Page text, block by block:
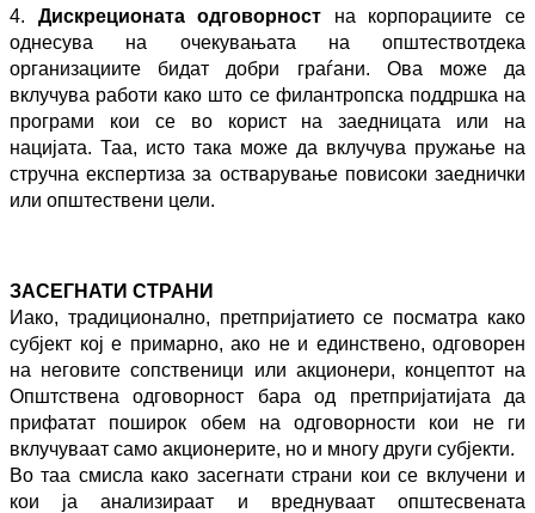
4. Дискреционата одговорност на корпорациите се
однесува на очекувањата на општествотдека
организациите бидат добри граѓани. Ова може да
вклучува работи како што се филантропска поддршка на
програми кои се во корист на заедницата или на
нацијата. Таа, исто така може да вклучува пружање на
стручна експертиза за остварување повисоки заеднички
или општествени цели.
ЗАСЕГНАТИ СТРАНИ
Иако, традиционално, претпријатието се посматра како
субјект кој е примарно, ако не и единствено, одговорен
на неговите сопственици или акционери, концептот на
Општствена одговорност бара од претпријатијата да
прифатат поширок обем на одговорности кои не ги
вклучуваат само акционерите, но и многу други субјекти.
Во таа смисла како засегнати страни кои се вклучени и
кои ја анализираат и вреднуваат општесвената